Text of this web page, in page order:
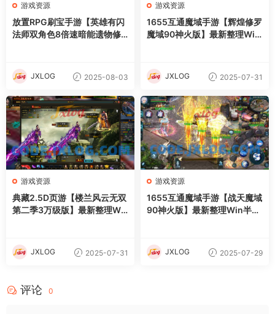
游戏资源
放置RPG刷宝手游【英雄有闪
法师双角色8倍速暗能遗物修
地注册+加解密工具+运维后台
+管理后台+代理后台+CDK授
权后台+安卓苹果双端+详细搭
建教程
JXLOG 2025-08-03
游戏资源
1655互通魔域手游【辉煌修罗
魔域90神火版】最新整理Win
+视频教程
JXLOG 2025-07-31
游戏资源
典藏2.5D页游【楼兰风云无双
第二季3万级版】最新整理Wi
JXLOG 2025-07-31
游戏资源
1655互通魔域手游【战天魔域
90神火版】最新整理Win半手
频教程JXLOG 2025-07-29
评论 0